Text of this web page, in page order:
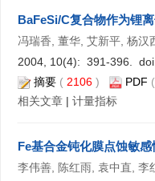
BaFeSi/C复合物作为锂
冯瑞香, 董华, 艾新平, 杨汉
2004, 10(4): 391-396.
摘要 ( 2106 ) PDF
相关文章 | 计量指标
Fe基合金钝化膜点蚀敏
李伟善, 陈红雨, 袁中直, 李